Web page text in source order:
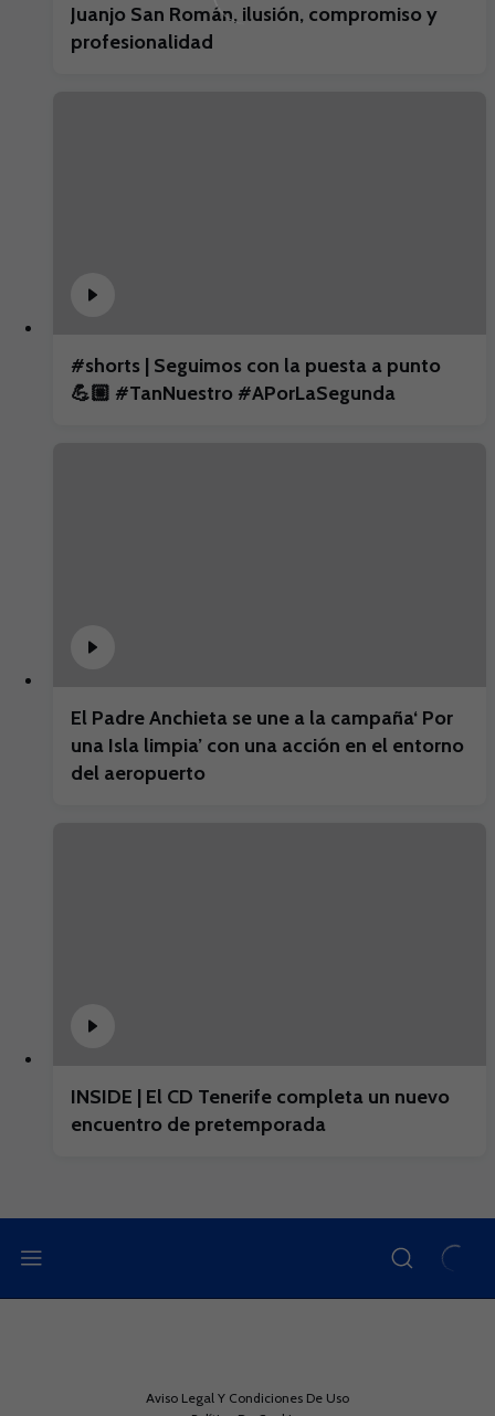
Juanjo San Román, ilusión, compromiso y
profesionalidad
#shorts | Seguimos con la puesta a punto
💪🏼 #TanNuestro #APorLaSegunda
El Padre Anchieta se une a la campaña‘ Por
una Isla limpia’ con una acción en el entorno
del aeropuerto
INSIDE | El CD Tenerife completa un nuevo
encuentro de pretemporada
Aviso Legal Y Condiciones De Uso